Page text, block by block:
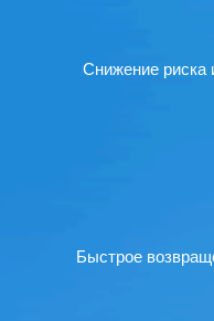
Снижение риска
Быстрое